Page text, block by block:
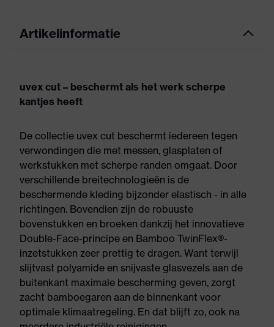
Artikelinformatie
uvex cut – beschermt als het werk scherpe
kantjes heeft
De collectie uvex cut beschermt iedereen tegen
verwondingen die met messen, glasplaten of
werkstukken met scherpe randen omgaat. Door
verschillende breitechnologieën is de
beschermende kleding bijzonder elastisch - in alle
richtingen. Bovendien zijn de robuuste
bovenstukken en broeken dankzij het innovatieve
Double-Face-principe en Bamboo TwinFlex®-
inzetstukken zeer prettig te dragen. Want terwijl
slijtvast polyamide en snijvaste glasvezels aan de
buitenkant maximale bescherming geven, zorgt
zacht bamboegaren aan de binnenkant voor
optimale klimaatregeling. En dat blijft zo, ook na